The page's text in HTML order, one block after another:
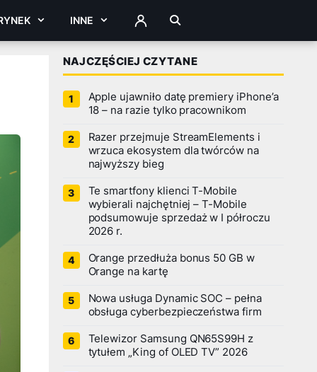
INNE ZALOGUJ
NAJCZĘŚCIEJ CZYTANE
Apple ujawniło datę premiery iPhone’a
18 – na razie tylko pracownikom
Razer przejmuje StreamElements i
wrzuca ekosystem dla twórców na
najwyższy bieg
Te smartfony klienci T-Mobile
wybierali najchętniej – T-Mobile
podsumowuje sprzedaż w I półroczu
2026 r.
Orange przedłuża bonus 50 GB w
Orange na kartę
Nowa usługa Dynamic SOC – pełna
obsługa cyberbezpieczeństwa firm
Telewizor Samsung QN65S99H z
tytułem „King of OLED TV” 2026